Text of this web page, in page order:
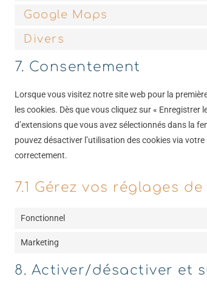
Google Maps
Divers
7. Consentement
Lorsque vous visitez notre site web pour la
les cookies. Dès que vous cliquez sur «
d’extensions que vous avez sélectionnés dans la
pouvez désactiver l’utilisation des cookies via
correctement.
7.1 Gérez vos réglages
Fonctionnel
Marketing
8. Activer/désactiver et